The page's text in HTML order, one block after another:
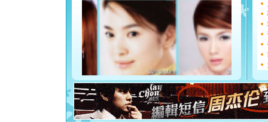
能正大
都要快乐
[圣诞节]
如意,快
[元旦]
看
断电。
你是我
[元旦]
起；二是
离。水晶
[元旦]当
泣，这痛